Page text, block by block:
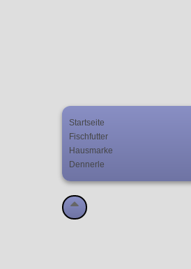
Startseite
Fischfutter
Hausmarke
Dennerle